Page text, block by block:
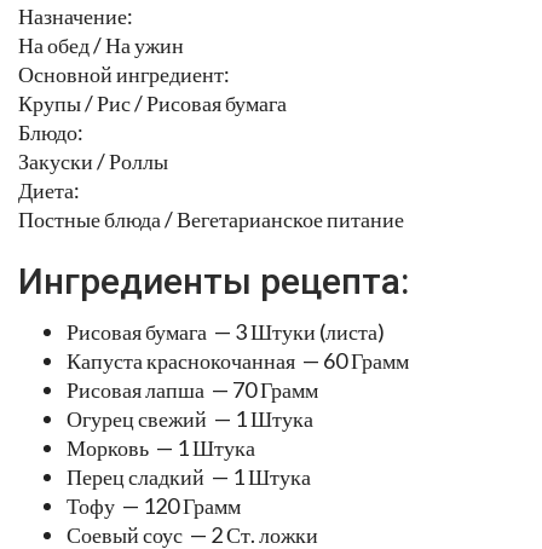
Назначение:
На обед / На ужин
Основной ингредиент:
Крупы / Рис / Рисовая бумага
Блюдо:
Закуски / Роллы
Диета:
Постные блюда / Вегетарианское питание
Ингредиенты рецепта:
Рисовая бумага — 3 Штуки (листа)
Капуста краснокочанная — 60 Грамм
Рисовая лапша — 70 Грамм
Огурец свежий — 1 Штука
Морковь — 1 Штука
Перец сладкий — 1 Штука
Тофу — 120 Грамм
Соевый соус — 2 Ст. ложки